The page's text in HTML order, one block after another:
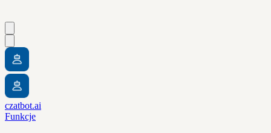
czatbot.ai
Funkcje